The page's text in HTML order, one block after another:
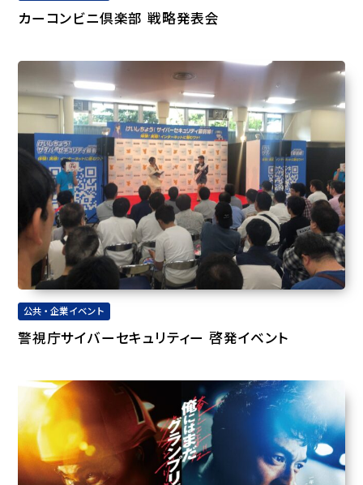
カーコンビニ倶楽部 戦略発表会
公共・企業イベント
警視庁サイバーセキュリティー 啓発イベント